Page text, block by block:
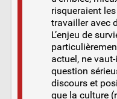
risqueraient
travailler avec
L’enjeu de
actuel, ne
question
discours et
que la culture